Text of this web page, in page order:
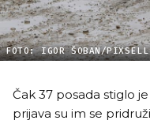
FOTO: IGOR ŠOBAN/PIXSELL
Čak 37 posada stiglo
prijava su im se